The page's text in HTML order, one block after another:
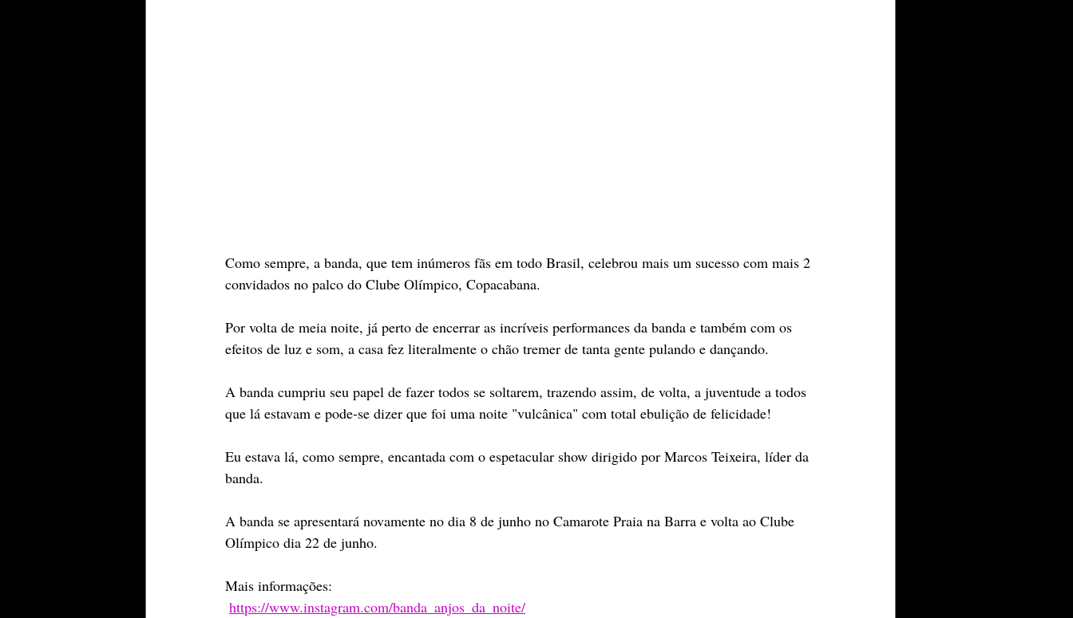
Como sempre, a banda, que tem inúmeros fãs em todo Brasil, celebrou mais um sucesso com mais 2
convidados no palco do Clube Olímpico, Copacabana.
Por volta de meia noite, já perto de encerrar as incríveis performances da banda e também com os
efeitos de luz e som, a casa fez literalmente o chão tremer de tanta gente pulando e dançando.
A banda cumpriu seu papel de fazer todos se soltarem, trazendo assim, de volta, a juventude a todos
que lá estavam e pode-se dizer que foi uma noite "vulcânica" com total ebulição de felicidade!
Eu estava lá, como sempre, encantada com o espetacular show dirigido por Marcos Teixeira, líder da
banda.
A banda se apresentará novamente no dia 8 de junho no Camarote Praia na Barra e volta ao Clube
Olímpico dia 22 de junho.
Mais informações:
https://www.instagram.com/banda_anjos_da_noite/